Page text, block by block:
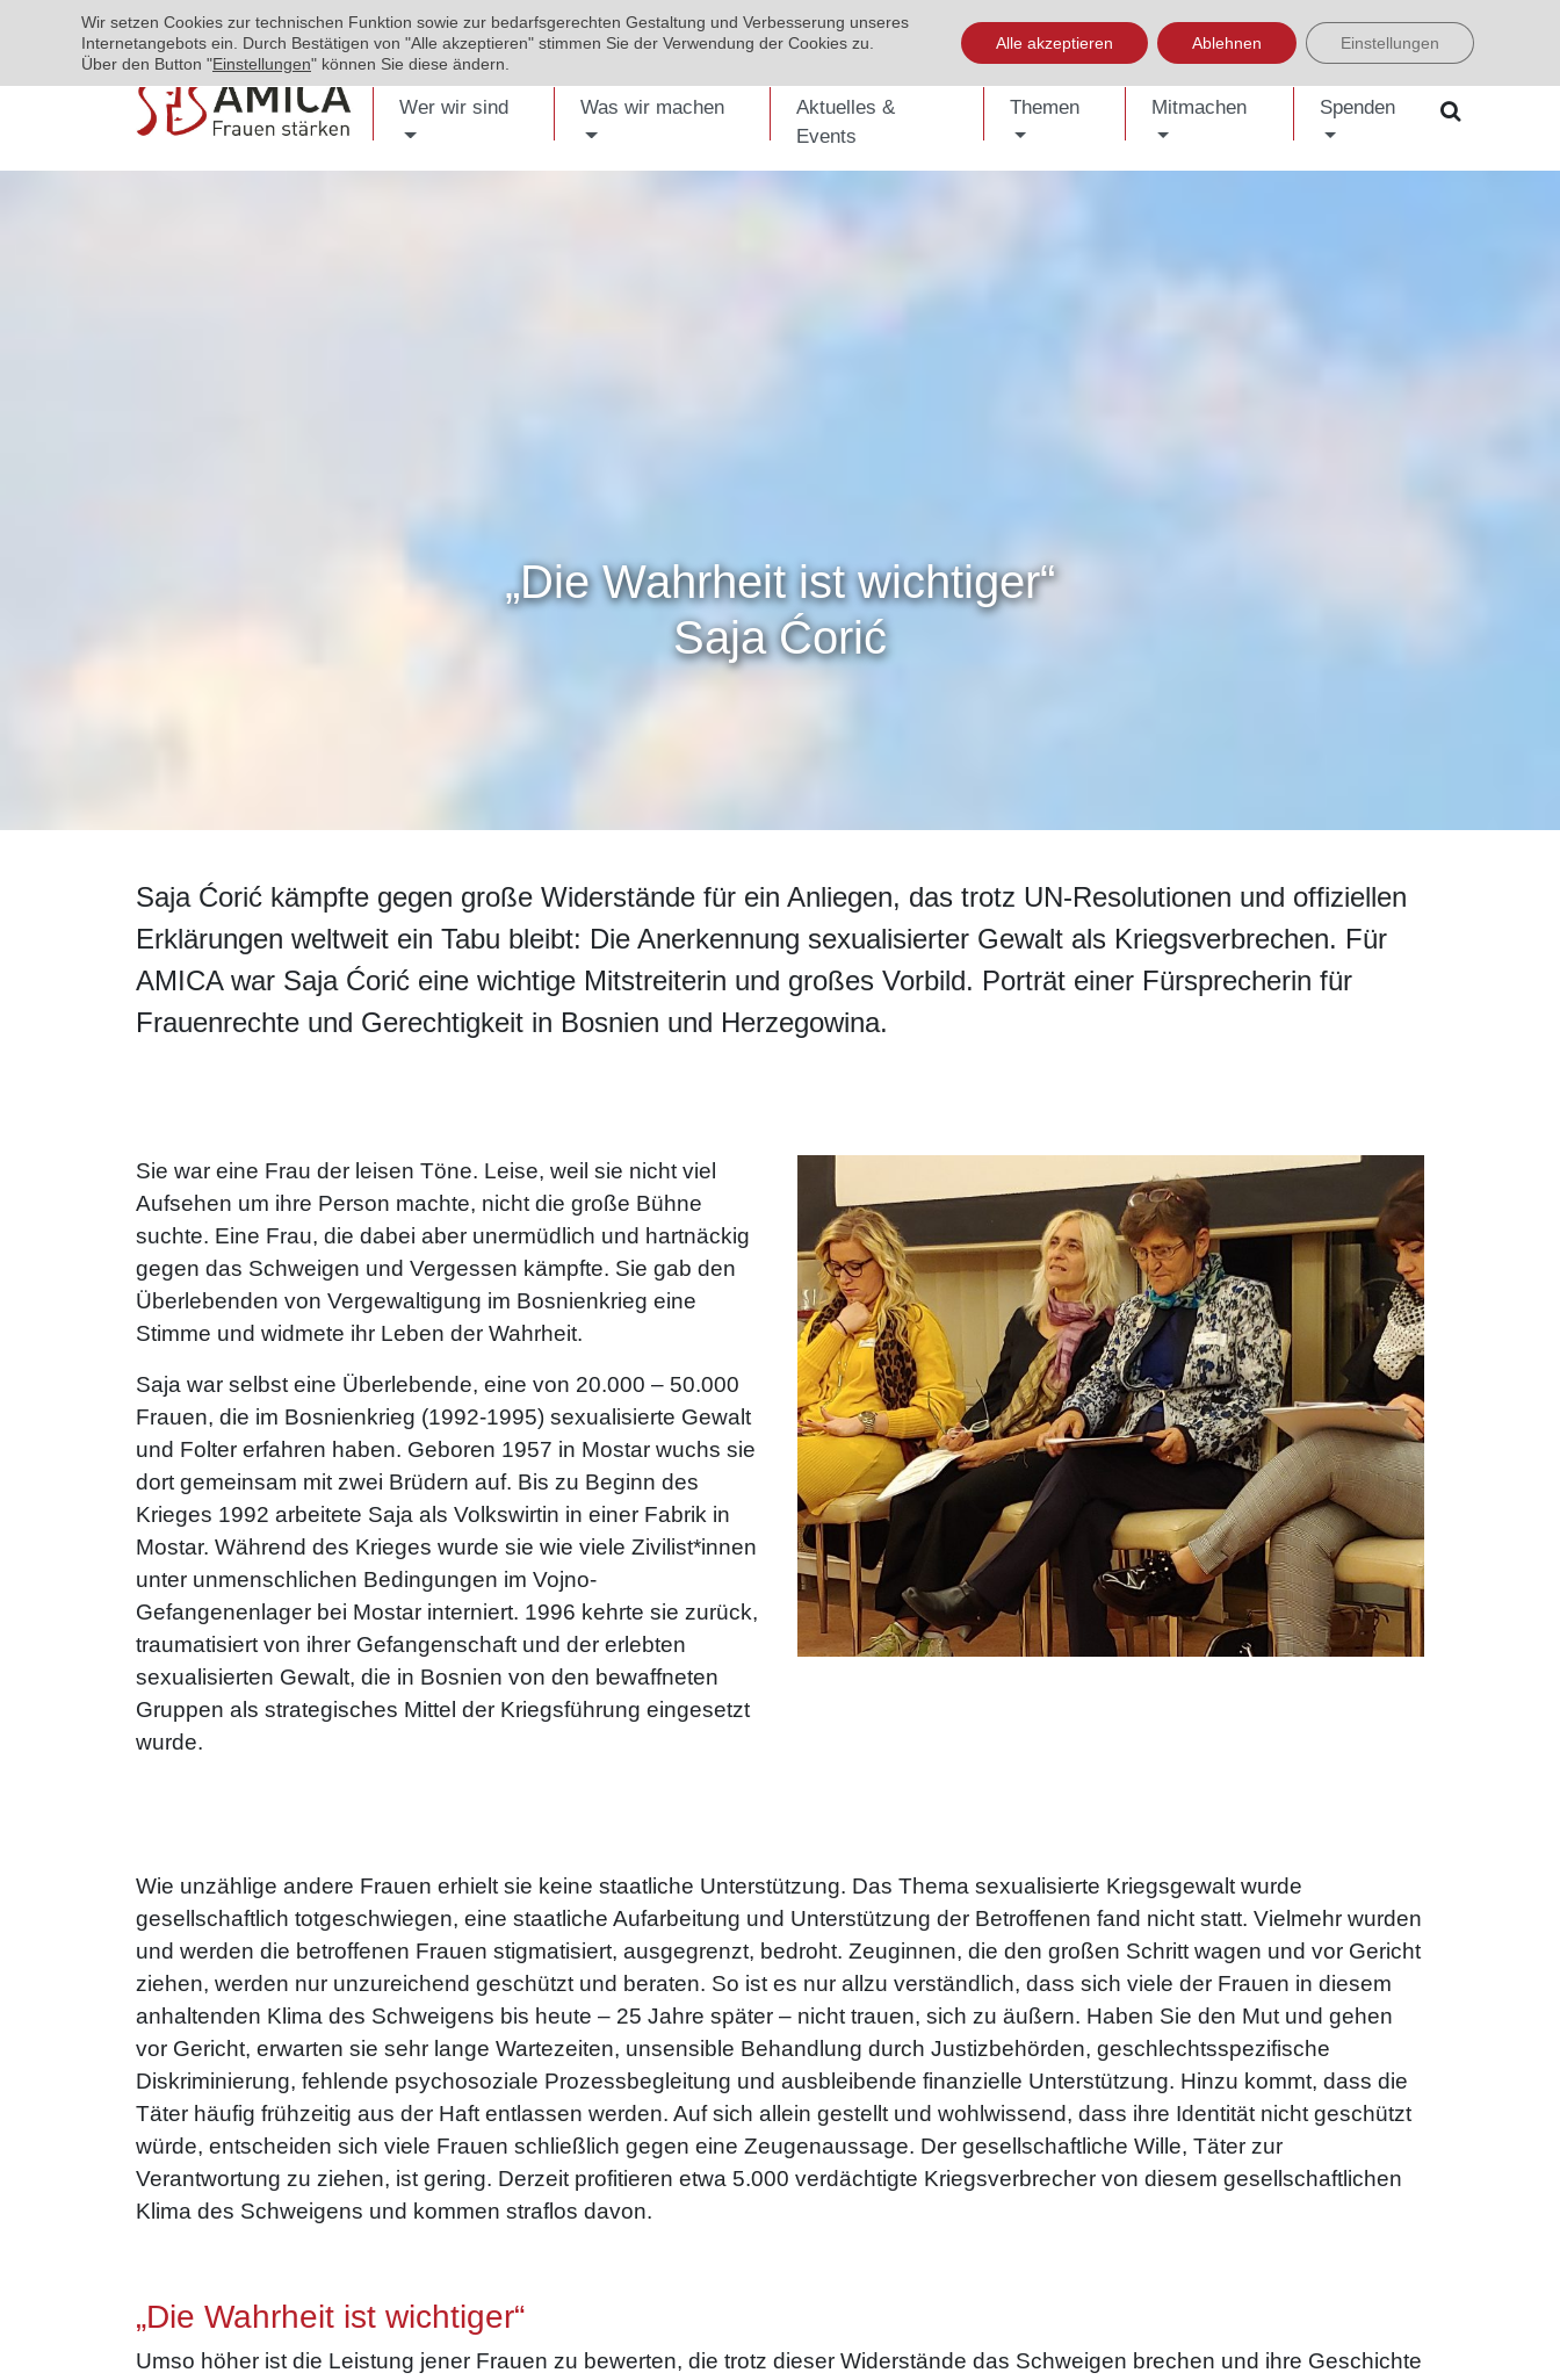
EVENTS PUBLIKATIONEN KONTAKT SHOP ENGLISH العربية УКРАЇНСЬКА BOSANSKI EINFACHE SPRACHE
Wer wir sind Was wir machen
Aktuelles &
Events
Themen Mitmachen Spenden
„Die Wahrheit ist wichtiger“
Saja Ćorić
Saja Ćorić kämpfte gegen große Widerstände für ein Anliegen, das trotz UN-Resolutionen und offiziellen
Erklärungen weltweit ein Tabu bleibt: Die Anerkennung sexualisierter Gewalt als Kriegsverbrechen. Für
AMICA war Saja Ćorić eine wichtige Mitstreiterin und großes Vorbild. Porträt einer Fürsprecherin für
Frauenrechte und Gerechtigkeit in Bosnien und Herzegowina.
Sie war eine Frau der leisen Töne. Leise, weil sie nicht viel
Aufsehen um ihre Person machte, nicht die große Bühne
suchte. Eine Frau, die dabei aber unermüdlich und hartnäckig
gegen das Schweigen und Vergessen kämpfte. Sie gab den
Überlebenden von Vergewaltigung im Bosnienkrieg eine
Stimme und widmete ihr Leben der Wahrheit.
Saja war selbst eine Überlebende, eine von 20.000 – 50.000
Frauen, die im Bosnienkrieg (1992-1995) sexualisierte Gewalt
und Folter erfahren haben. Geboren 1957 in Mostar wuchs sie
dort gemeinsam mit zwei Brüdern auf. Bis zu Beginn des
Krieges 1992 arbeitete Saja als Volkswirtin in einer Fabrik in
Mostar. Während des Krieges wurde sie wie viele Zivilist*innen
unter unmenschlichen Bedingungen im Vojno-
Gefangenenlager bei Mostar interniert. 1996 kehrte sie zurück,
traumatisiert von ihrer Gefangenschaft und der erlebten
sexualisierten Gewalt, die in Bosnien von den bewaffneten
Gruppen als strategisches Mittel der Kriegsführung eingesetzt
wurde.
Wie unzählige andere Frauen erhielt sie keine staatliche Unterstützung. Das Thema sexualisierte Kriegsgewalt wurde
gesellschaftlich totgeschwiegen, eine staatliche Aufarbeitung und Unterstützung der Betroffenen fand nicht statt. Vielmehr wurden
und werden die betroffenen Frauen stigmatisiert, ausgegrenzt, bedroht. Zeuginnen, die den großen Schritt wagen und vor Gericht
ziehen, werden nur unzureichend geschützt und beraten. So ist es nur allzu verständlich, dass sich viele der Frauen in diesem
anhaltenden Klima des Schweigens bis heute – 25 Jahre später – nicht trauen, sich zu äußern. Haben Sie den Mut und gehen
vor Gericht, erwarten sie sehr lange Wartezeiten, unsensible Behandlung durch Justizbehörden, geschlechtsspezifische
Diskriminierung, fehlende psychosoziale Prozessbegleitung und ausbleibende finanzielle Unterstützung. Hinzu kommt, dass die
Täter häufig frühzeitig aus der Haft entlassen werden. Auf sich allein gestellt und wohlwissend, dass ihre Identität nicht geschützt
würde, entscheiden sich viele Frauen schließlich gegen eine Zeugenaussage. Der gesellschaftliche Wille, Täter zur
Verantwortung zu ziehen, ist gering. Derzeit profitieren etwa 5.000 verdächtigte Kriegsverbrecher von diesem gesellschaftlichen
Klima des Schweigens und kommen straflos davon.
„Die Wahrheit ist wichtiger“
Umso höher ist die Leistung jener Frauen zu bewerten, die trotz dieser Widerstände das Schweigen brechen und ihre Geschichte
Wir setzen Cookies zur technischen Funktion sowie zur bedarfsgerechten Gestaltung und Verbesserung unseres
Internetangebots ein. Durch Bestätigen von "Alle akzeptieren" stimmen Sie der Verwendung der Cookies zu.
Über den Button "Einstellungen" können Sie diese ändern.
Alle akzeptieren Ablehnen Einstellungen